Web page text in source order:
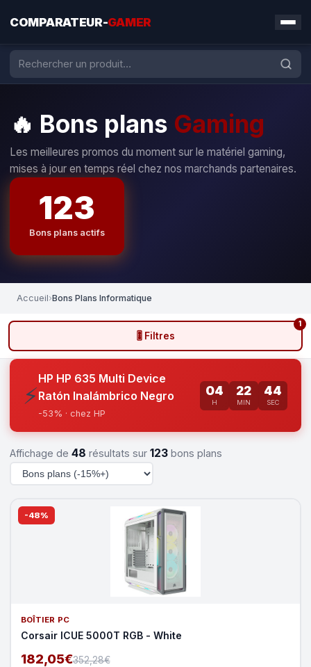
COMPARATEUR-GAMER
Bons plans Gaming
Les meilleures promos du moment sur le matériel gaming,
mises à jour en temps réel chez nos marchands partenaires.
123
Bons plans actifs
Accueil›Bons Plans Informatique
🎚️ Filtres
1
⚡
HP HP 635 Multi Device
Ratón Inalámbrico Negro
-53% · chez HP
04
H
22
MIN
43
SEC
Affichage de 48 résultats sur 123 bons plans
-48%
BOÎTIER PC
Corsair ICUE 5000T RGB - White
182,05€352,28€